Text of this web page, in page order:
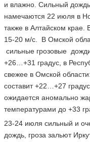
и влажно. Сильный
намечаются 22 июля в
также в Алтайском крае.
15-20 м/с. В Омской
сильные грозовые
+26…+31 градус, в
свежее в Омской
составит +22…+27
ожидается аномально
температурами до +33
23-24 июля сильный и
дождь, гроза зальют